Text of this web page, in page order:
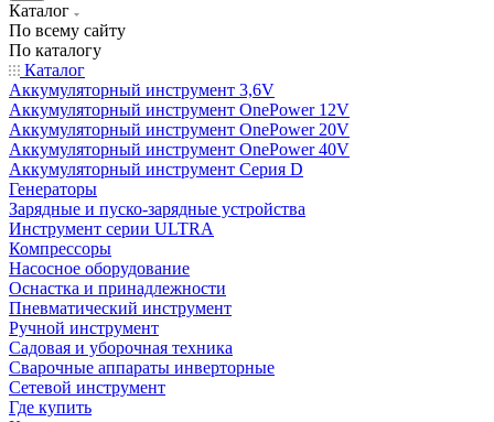
Каталог
По всему сайту
По каталогу
Каталог
Аккумуляторный инструмент 3,6V
Аккумуляторный инструмент OnePower 12V
Аккумуляторный инструмент OnePower 20V
Аккумуляторный инструмент OnePower 40V
Аккумуляторный инструмент Серия D
Генераторы
Зарядные и пуско-зарядные устройства
Инструмент серии ULTRA
Компрессоры
Насосное оборудование
Оснастка и принадлежности
Пневматический инструмент
Ручной инструмент
Садовая и уборочная техника
Сварочные аппараты инверторные
Сетевой инструмент
Где купить